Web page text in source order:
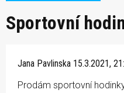
Sportovní
Jana Pavlinska 15.3.2021,
Prodám sportovní